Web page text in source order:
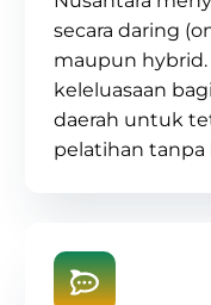
secara daring
maupun
keleluasaan
daerah untuk
pelatihan tanpa